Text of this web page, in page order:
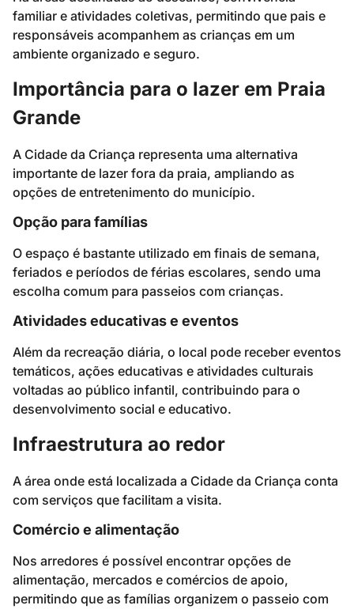
familiar e atividades coletivas, permitindo que pais e
responsáveis acompanhem as crianças em um
ambiente organizado e seguro.
Importância para o lazer em Praia
Grande
A Cidade da Criança representa uma alternativa
importante de lazer fora da praia, ampliando as
opções de entretenimento do município.
Opção para famílias
O espaço é bastante utilizado em finais de semana,
feriados e períodos de férias escolares, sendo uma
escolha comum para passeios com crianças.
Atividades educativas e eventos
Além da recreação diária, o local pode receber eventos
temáticos, ações educativas e atividades culturais
voltadas ao público infantil, contribuindo para o
desenvolvimento social e educativo.
Infraestrutura ao redor
A área onde está localizada a Cidade da Criança conta
com serviços que facilitam a visita.
Comércio e alimentação
Nos arredores é possível encontrar opções de
alimentação, mercados e comércios de apoio,
permitindo que as famílias organizem o passeio com